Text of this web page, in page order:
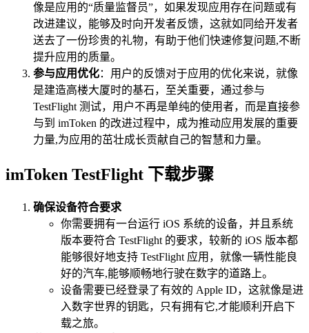
像是应用的“质量监督员”，如果发现应用存在问题或有
改进建议，能够及时向开发者反馈，这就如同给开发者
送去了一份珍贵的礼物，有助于他们快速修复问题,不断
提升应用的质量。
参与应用优化：用户的反馈对于应用的优化来说，就像
是建造高楼大厦时的基石，至关重要，通过参与
TestFlight 测试，用户不再是单纯的使用者，而是直接参
与到 imToken 的改进过程中，成为推动应用发展的重要
力量,为应用的茁壮成长贡献自己的智慧和力量。
imToken TestFlight 下载步骤
确保设备符合要求
你需要拥有一台运行 iOS 系统的设备，并且系统
版本要符合 TestFlight 的要求，较新的 iOS 版本都
能够很好地支持 TestFlight 应用，就像一辆性能良
好的汽车,能够顺畅地行驶在数字的道路上。
设备需要已经登录了有效的 Apple ID，这就像是进
入数字世界的钥匙，只有拥有它,才能顺利开启下
载之旅。